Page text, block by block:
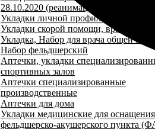
28.10.2020 (реанимационная укладка)
Укладки личной профилактики
Укладки скорой помощи, врача
Укладка, Набор для врача общей
Набор фельдшерский
Аптечки, укладки
спортивных залов
Аптечки специализированные
производственные
Аптечки для дома
Укладки медицинские для оснащения
фельдшерско-акушерского пункта